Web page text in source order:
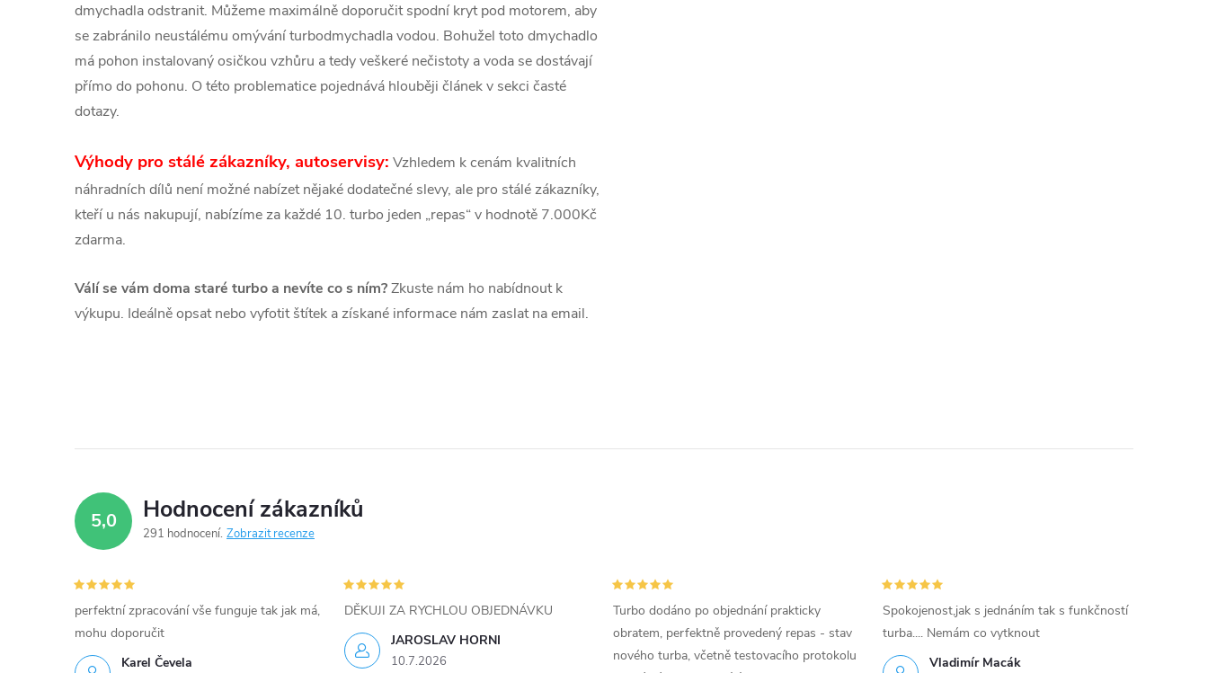
dmychadla odstranit. Můžeme maximálně doporučit spodní kryt pod motorem, aby
se zabránilo neustálému omývání turbodmychadla vodou. Bohužel toto dmychadlo
má pohon instalovaný osičkou vzhůru a tedy veškeré nečistoty a voda se dostávají
přímo do pohonu. O této problematice pojednává hlouběji článek v sekci časté
dotazy.
Výhody pro stálé zákazníky, autoservisy: Vzhledem k cenám kvalitních
náhradních dílů není možné nabízet nějaké dodatečné slevy, ale pro stálé zákazníky,
kteří u nás nakupují, nabízíme za každé 10. turbo jeden „repas“ v hodnotě 7.000Kč
zdarma.
Válí se vám doma staré turbo a nevíte co s ním?Zkuste nám ho nabídnout k
výkupu. Ideálně opsat nebo vyfotit štítek a získané informace nám zaslat na email.
5,0 Hodnocení zákazníků
291 hodnocení Zobrazit recenze
Karel Čevela
perfektní zpracování vše funguje tak jak má,
mohu doporučit
JAROSLAV HORNI
10.7.2026
DĚKUJI ZA RYCHLOU OBJEDNÁVKU
Turbo dodáno po objednání prakticky
obratem, perfektně provedený repas - stav
nového turba, včetně testovacího protokolu
Vladimír Macák
Spokojenost,jak s jednáním tak s funkčností
turba.... Nemám co vytknout